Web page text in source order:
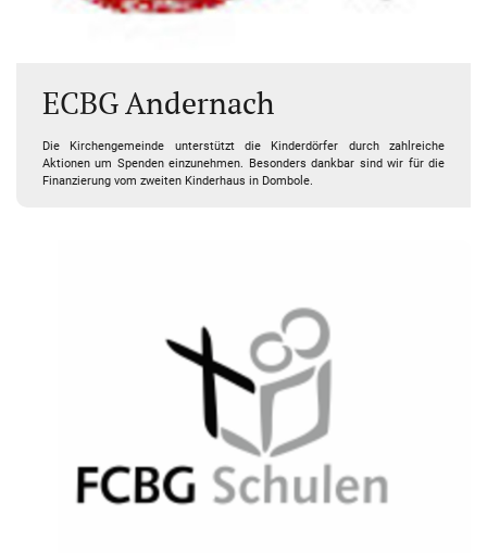
ECBG Andernach
Die Kirchengemeinde unterstützt die Kinderdörfer durch zahlreiche
Aktionen um Spenden einzunehmen. Besonders dankbar sind wir für die
Finanzierung vom zweiten Kinderhaus in Dombole.